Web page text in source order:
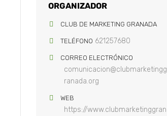
ORGANIZADOR
CLUB DE MARKETING GRANADA
TELÉFONO 621257680
CORREO ELECTRÓNICO
comunicacion@clubmarketingg
ranada.org
WEB
https://www.clubmarketinggran